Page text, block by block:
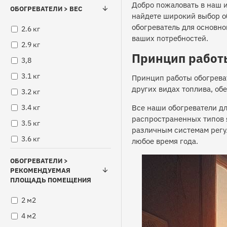
режим TURBO - 1500 Вт
ОБОГРЕВАТЕЛИ > ВЕС
2.6 кг
2.9 кг
3,8
3.1 кг
3.2 кг
3.4 кг
3.5 кг
3.6 кг
4.4 кг
4.5 кг
4.9 кг
4.40 кг
ОБОГРЕВАТЕЛИ >
РЕКОМЕНДУЕМАЯ
ПЛОЩАДЬ ПОМЕЩЕНИЯ
2 м2
4 м2
Добро пожаловать в наш
найдете широкий выбор
обогреватель для
ваших потребностей.
Принцип
Принцип работы
других видах топлива,
Все наши обогреватели
распространенных типов
различным системам
любое время года.